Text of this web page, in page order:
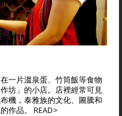
一片溫泉蛋、竹筒飯等食物
坊」的小店。店裡經常可見
機，泰雅族的文化、圖騰和
作品。 READ>